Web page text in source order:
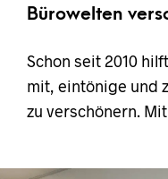
Bürowelten
Schon seit 2010
mit, eintönige und
zu verschönern.